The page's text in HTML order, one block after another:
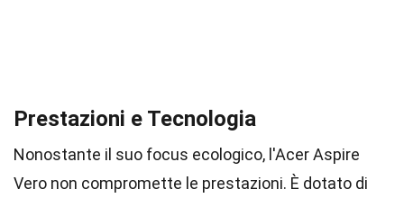
Prestazioni e Tecnologia
Nonostante il suo focus ecologico, l'Acer Aspire
Vero non compromette le prestazioni. È dotato di